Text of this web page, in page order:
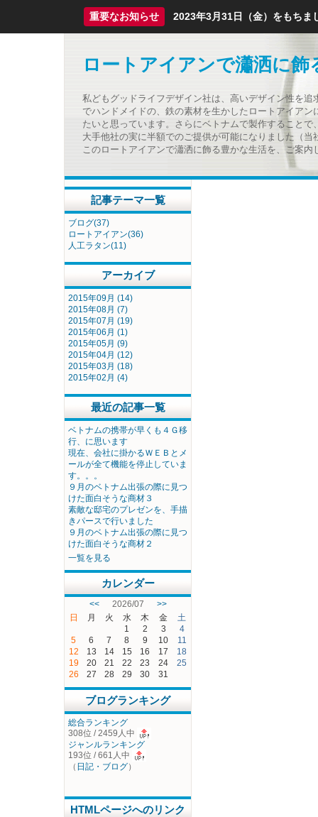
重要なお知らせ 2023年3月31日（金）をもちま
ロートアイアンで瀟洒に飾
私どもグッドライフデザイン社は、高いデザイン性を追
でハンドメイドの、鉄の素材を生かしたロートアイアン
たいと思っています。さらにベトナムで製作することで
大手他社の実に半額でのご提供が可能になりました（当
このロートアイアンで瀟洒に飾る豊かな生活を、ご案内
記事テーマ一覧
ブログ(37)
ロートアイアン(36)
人工ラタン(11)
アーカイブ
2015年09月 (14)
2015年08月 (7)
2015年07月 (19)
2015年06月 (1)
2015年05月 (9)
2015年04月 (12)
2015年03月 (18)
2015年02月 (4)
最近の記事一覧
ベトナムの携帯が早くも４Ｇ移
行、に思います
現在、会社に掛かるＷＥＢとメ
ールが全て機能を停止していま
す。。。
９月のベトナム出張の際に見つ
けた面白そうな商材３
素敵な邸宅のプレゼンを、手描
きパースで行いました
９月のベトナム出張の際に見つ
けた面白そうな商材２
一覧を見る
カレンダー
<<2026/07 >>
日
月 火 水 木 金
土
1
2 3
4
5
6 7 8 9 10
11
12
13 14 15 16 17
18
19
20 21 22 23 24
25
26
27 28 29 30 31
ブログランキング
総合ランキング
308位 / 2459人中
ジャンルランキング
193位 / 661人中
（ 日記・ブログ）
HTMLページへのリンク